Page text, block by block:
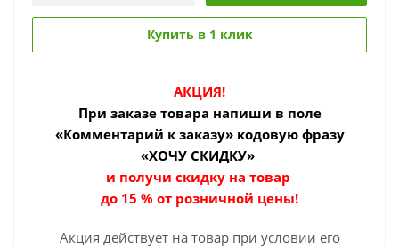
Купить в 1 клик
АКЦИЯ!
При заказе товара напиши в поле
«Комментарий к заказу» кодовую фразу
«ХОЧУ СКИДКУ»
и получи скидку на товар
до 15 % от розничной цены!
Акция действует на товар при условии его